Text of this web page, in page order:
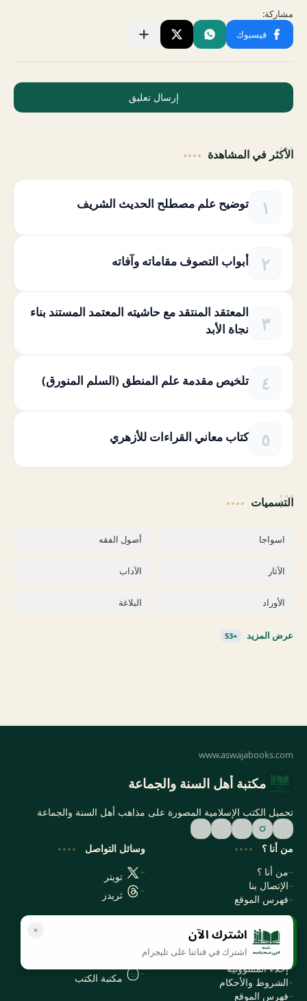
إرسال تعليق
الأكثر في المشاهدة
توضيح علم مصطلح الحديث الشريف
أبواب التصوف مقاماته وآفاته
المعتقد المنتقد مع حاشيته المعتمد المستند بناء
نجاة الأبد
تلخيص مقدمة علم المنطق (السلم المنورق)
كتاب معاني القراءات للأزهري
التسميات
اشترك الآن
اشترك في قناتنا على تليجرام
مكتبة أهل السنة والجماعة
تحميل الكتب الإسلامية المصورة على مذاهب أهل السنة والجماعة
من أنا ؟
من أنا ؟
الإتصال بنا
فهرس الموقع
وسائل التواصل
تويتر
ثريدز
سياسة الخصوصية
سياسة الخصوصية
إخلاء المسؤولية
الشروط والأحكام
فهرس الموقع
مكتبة الكتب